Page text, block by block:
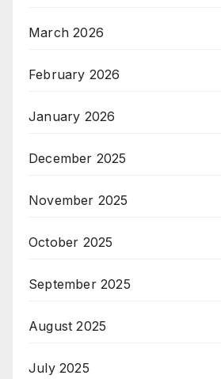
March 2026
February 2026
January 2026
December 2025
November 2025
October 2025
September 2025
August 2025
July 2025